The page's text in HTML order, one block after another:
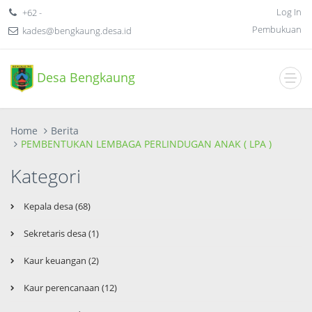
+62 -
kades@bengkaung.desa.id
Log In
Pembukuan
Desa Bengkaung
Home
Berita
PEMBENTUKAN LEMBAGA PERLINDUGAN ANAK ( LPA )
Kategori
Kepala desa (68)
Sekretaris desa (1)
Kaur keuangan (2)
Kaur perencanaan (12)